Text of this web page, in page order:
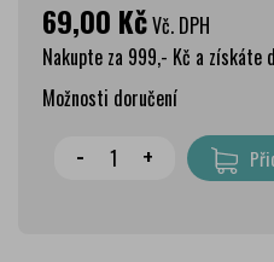
69,00 KčVč. DPH
Nakupte za 999,- Kč a získáte
Možnosti doručení
Wolt doprava
- +